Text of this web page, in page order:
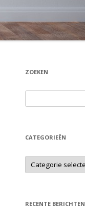
ZOEKEN
CATEGORIEËN
RECENTE BERICHTEN